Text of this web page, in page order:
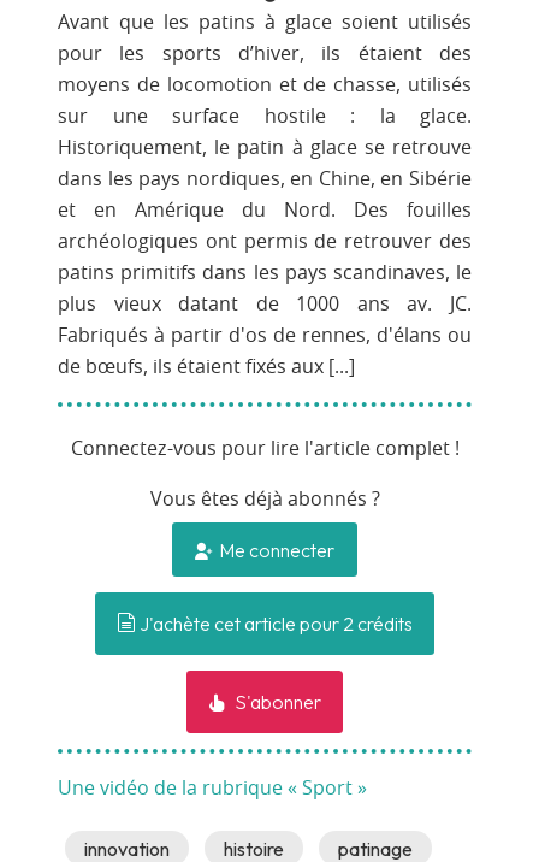
Avant que les patins à glace soient utilisés
pour les sports d’hiver, ils étaient des
moyens de locomotion et de chasse, utilisés
sur une surface hostile : la glace.
Historiquement, le patin à glace se retrouve
dans les pays nordiques, en Chine, en Sibérie
et en Amérique du Nord. Des fouilles
archéologiques ont permis de retrouver des
patins primitifs dans les pays scandinaves, le
plus vieux datant de 1000 ans av. JC.
Fabriqués à partir d'os de rennes, d'élans ou
de bœufs, ils étaient fixés aux [...]
Connectez-vous pour lire l'article complet !
Vous êtes déjà abonnés ?
Me connecter
J'achète cet article pour 2 crédits
S'abonner
Une vidéo de la rubrique « Sport »
innovation histoire patinage